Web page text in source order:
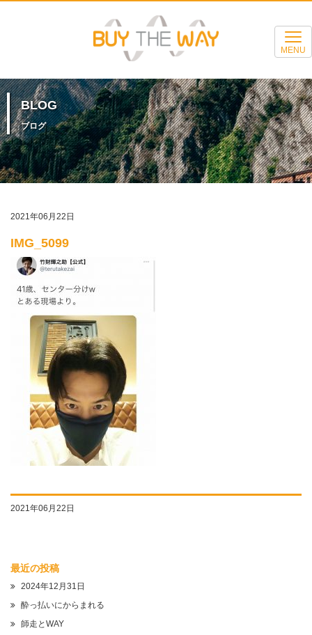
MENU
BLOG
ブログ
2021年06月22日
IMG_5099
2021年06月22日
最近の投稿
2024年12月31日
酔っ払いにからまれる
師走とWAY